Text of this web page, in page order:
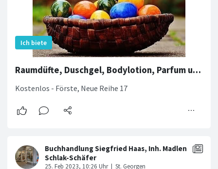
Raumdüfte, Duschgel, Bodylotion, Parfum und mehr
Kostenlos - Förste, Neue Reihe 17